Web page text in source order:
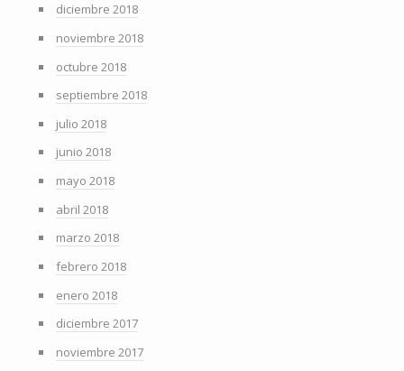
diciembre 2018
noviembre 2018
octubre 2018
septiembre 2018
julio 2018
junio 2018
mayo 2018
abril 2018
marzo 2018
febrero 2018
enero 2018
diciembre 2017
noviembre 2017